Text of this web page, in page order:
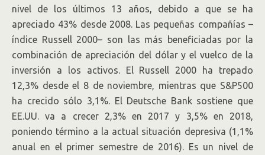
nivel de los últimos 13 años, debido a que se ha
apreciado 43% desde 2008. Las pequeñas compañías –
índice Russell 2000– son las más beneficiadas por la
combinación de apreciación del dólar y el vuelco de la
inversión a los activos. El Russell 2000 ha trepado
12,3% desde el 8 de noviembre, mientras que S&P500
ha crecido sólo 3,1%. El Deutsche Bank sostiene que
EE.UU. va a crecer 2,3% en 2017 y 3,5% en 2018,
poniendo término a la actual situación depresiva (1,1%
anual en el primer semestre de 2016). Es un nivel de